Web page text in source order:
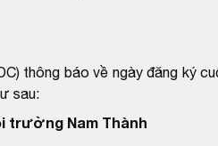
thông báo về ngày đăng ký
sau:
trường Nam Thành